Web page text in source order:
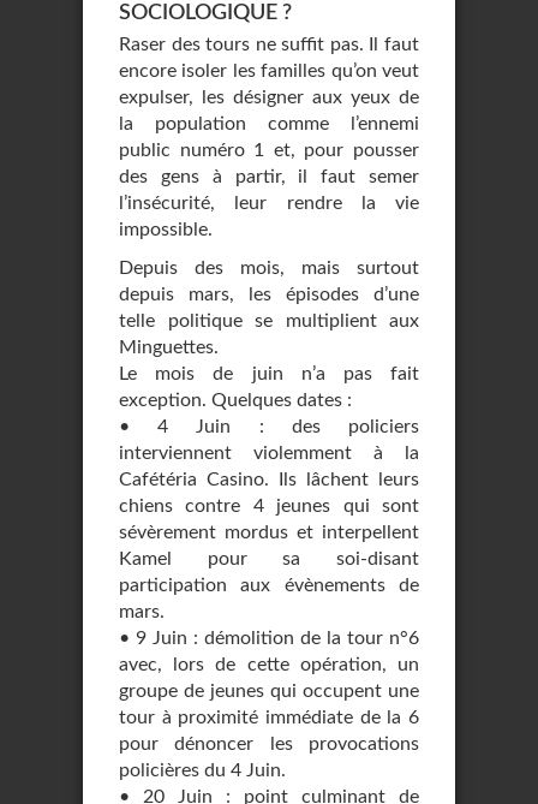
SOCIOLOGIQUE ?
Raser des tours ne suffit pas. Il faut
encore isoler les familles qu’on veut
expulser, les désigner aux yeux de
la population comme l’ennemi
public numéro 1 et, pour pousser
des gens à partir, il faut semer
l’insécurité, leur rendre la vie
impossible.
Depuis des mois, mais surtout
depuis mars, les épisodes d’une
telle politique se multiplient aux
Minguettes.
Le mois de juin n’a pas fait
exception. Quelques dates :
• 4 Juin : des policiers
interviennent violemment à la
Cafétéria Casino. Ils lâchent leurs
chiens contre 4 jeunes qui sont
sévèrement mordus et interpellent
Kamel pour sa soi-disant
participation aux évènements de
mars.
• 9 Juin : démolition de la tour n°6
avec, lors de cette opération, un
groupe de jeunes qui occupent une
tour à proximité immédiate de la 6
pour dénoncer les provocations
policières du 4 Juin.
• 20 Juin : point culminant de